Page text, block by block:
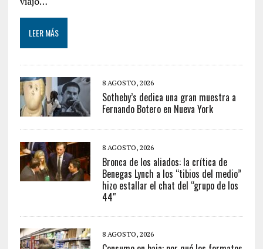
LEER MÁS
8 AGOSTO, 2026
Sotheby’s dedica una gran muestra a
Fernando Botero en Nueva York
8 AGOSTO, 2026
Bronca de los aliados: la crítica de
Benegas Lynch a los “tibios del medio”
hizo estallar el chat del “grupo de los
44″
8 AGOSTO, 2026